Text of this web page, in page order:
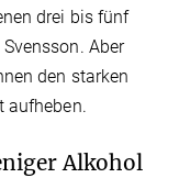
drei bis fünf
Aber
den starken
aufheben.
Alkohol